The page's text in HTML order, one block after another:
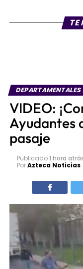
TE
DEPARTAMENTALES
VIDEO:
Ayudantes
pasaje
Publicado1 hora
PorAzteca Noticias